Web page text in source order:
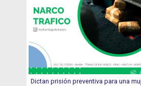
Dictan prisión preventiva para una